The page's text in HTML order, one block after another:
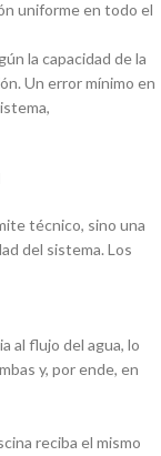
uniforme en todo el
la capacidad de la
Un error mínimo en
técnico, sino una
del sistema. Los
al flujo del agua, lo
y, por ende, en
reciba el mismo